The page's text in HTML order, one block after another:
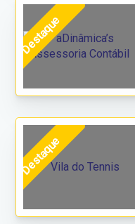
Destaque
Destaque